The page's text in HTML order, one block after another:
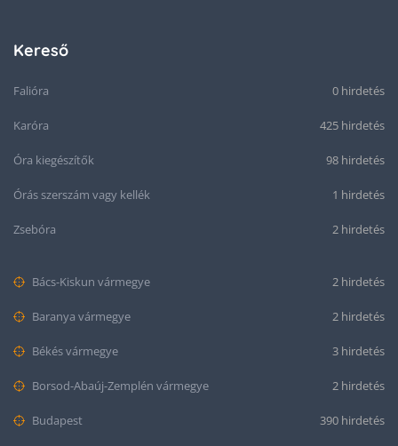
Kereső
Falióra 0 hirdetés
Karóra 425 hirdetés
Óra kiegészítők 98 hirdetés
Órás szerszám vagy kellék 1 hirdetés
Zsebóra 2 hirdetés
Bács-Kiskun vármegye 2 hirdetés
Baranya vármegye 2 hirdetés
Békés vármegye 3 hirdetés
Borsod-Abaúj-Zemplén vármegye 2 hirdetés
Budapest 390 hirdetés